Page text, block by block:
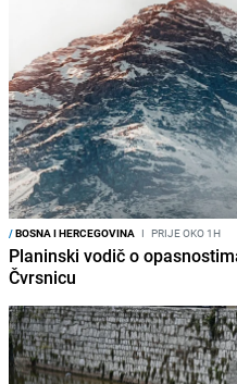
/BOSNA I HERCEGOVINA I PRIJE OKO 1H
Planinski vodič o
Čvrsnicu